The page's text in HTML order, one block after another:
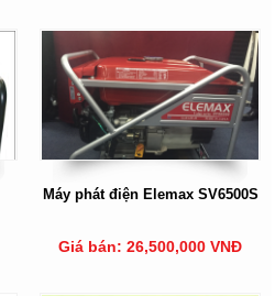
Máy phát điện Elemax SV6500S
Giá bán: 26,500,000 VNĐ